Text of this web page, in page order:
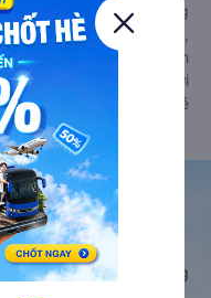
tới. Goyolo là nền tảng
giá cả, giờ khởi hành,
tiện máy bay, xe khách
liên kết trực tiếp với
luôn đảm bảo có vé
bay,
với hơn 3000+ nhà
toàn quốc, tất cả hãng
máy, xe du lịch phủ